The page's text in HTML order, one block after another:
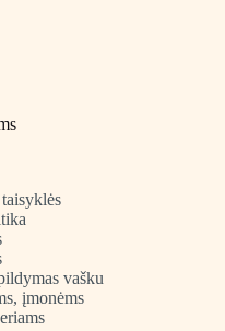
vašku
įmonėms